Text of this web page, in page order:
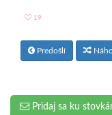
19
Predošlí
Pridaj sa ku